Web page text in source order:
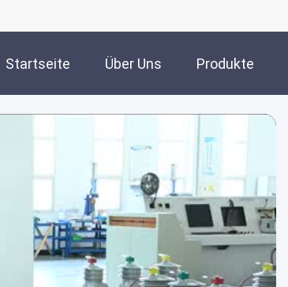
Startseite Über Uns Produkte